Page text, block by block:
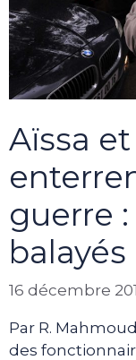
Aïssa
guerre
balayés
16 décembre
Par R.
des